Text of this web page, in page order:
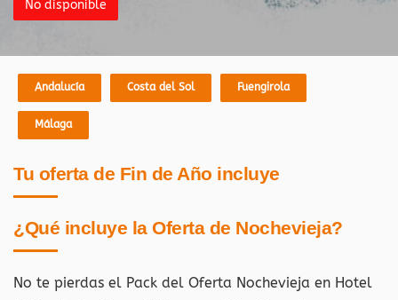
No disponible
Andalucía Costa del Sol Fuengirola
Málaga
Tu oferta de Fin de Año incluye
¿Qué incluye la Oferta de Nochevieja?
No te pierdas el Pack del Oferta Nochevieja en Hotel